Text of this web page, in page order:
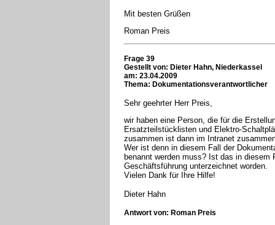
Mit besten Grüßen
Roman Preis
Frage 39
Gestellt von: Dieter Hahn, Niederkassel
am: 23.04.2009
Thema: Dokumentationsverantwortlicher
Sehr geehrter Herr Preis,
wir haben eine Person, die für die
Ersatzteilstücklisten und Elektro-
zusammen ist dann im Intranet
Wer ist denn in diesem Fall der
benannt werden muss? Ist das in
Geschäftsführung unterzeichnet worden.
Vielen Dank für Ihre Hilfe!
Dieter Hahn
Antwort von: Roman Preis